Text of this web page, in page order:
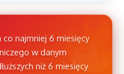
najmniej 6 miesięcy
w danym
niż 6 miesięcy